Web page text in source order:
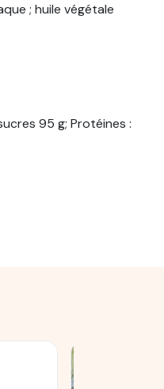
; huile végétale
95 g; Protéines :